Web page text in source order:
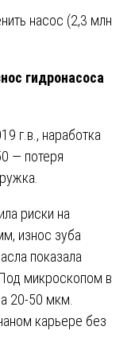
насос (2,3 млн
гидронасоса
г.в., наработка
— потеря
риски на
износ зуба
показала
микроскопом в
20-50 мкм.
карьере без